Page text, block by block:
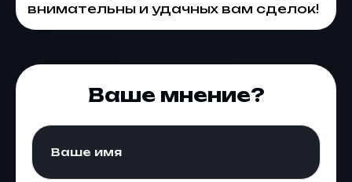
внимательны и удачных вам сделок!
Ваше мнение?